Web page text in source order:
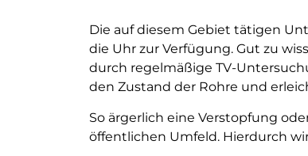
Die auf diesem Gebiet tätigen
die Uhr zur Verfügung. Gut zu
durch regelmäßige TV-
den Zustand der Rohre und
So ärgerlich eine Verstopfung
öffentlichen Umfeld. Hierdurch